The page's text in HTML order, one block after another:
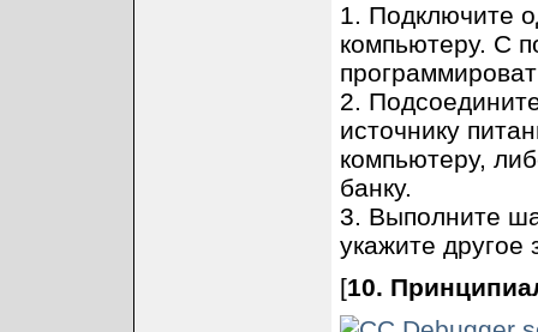
1. Подключите
компьютеру. С
2.
источнику
компьютеру,
банку.
3. Выполните
укажите другое
[10.